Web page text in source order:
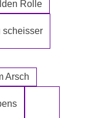
Rolle
scheisser
Arsch